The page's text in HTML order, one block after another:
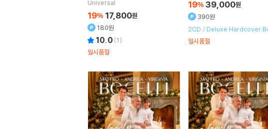
Universal
19% 17,800원
180원
10.0 (1)
일시품절
19% 39,000원
390원
2CD / Deluxe Hardcover
Edition
일시품절